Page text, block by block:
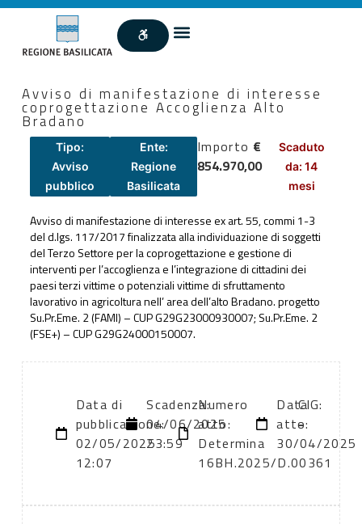
Avviso di manifestazione di interesse
coprogettazione Accoglienza Alto
Bradano
Tipo:
Avviso
pubblico
Ente:
Regione
Basilicata
Importo €
854.970,00
Scaduto
da: 14
mesi
Avviso di manifestazione di interesse ex art. 55, commi 1-3
del d.lgs. 117/2017 finalizzata alla individuazione di soggetti
del Terzo Settore per la coprogettazione e gestione di
interventi per l’accoglienza e l’integrazione di cittadini dei
paesi terzi vittime o potenziali vittime di sfruttamento
lavorativo in agricoltura nell’ area dell’alto Bradano. progetto
Su.Pr.Eme. 2 (FAMI) – CUP G29G23000930007; Su.Pr.Eme. 2
(FSE+) – CUP G29G24000150007.
Data di
pubblicazione:
02/05/2025
12:07
Scadenza:
04/06/2025
23:59
Numero
atto:
Determina
16BH.2025/D.00361
Data
atto:
30/04/2025
CIG:
-